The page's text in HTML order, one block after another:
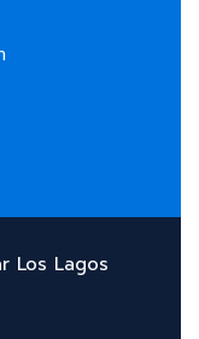
Los Lagos